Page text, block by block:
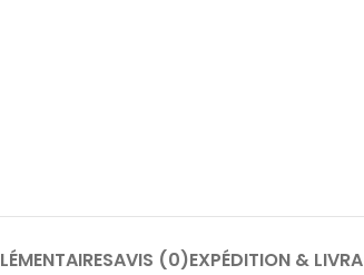
AVIS (0)EXPÉDITION &